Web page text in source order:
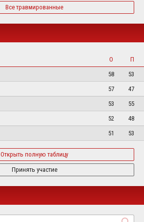
Все травмированные
О
П
58
53
57
47
53
55
52
48
51 53
Открыть полную таблицу
Принять участие